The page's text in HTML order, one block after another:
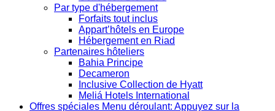
Par type d'hébergement
Forfaits tout inclus
Appart’hôtels en Europe
Hébergement en Riad
Partenaires hôteliers
Bahia Principe
Decameron
Inclusive Collection de Hyatt
Meliá Hotels International
Offres spéciales Menu déroulant: Appuyez sur la